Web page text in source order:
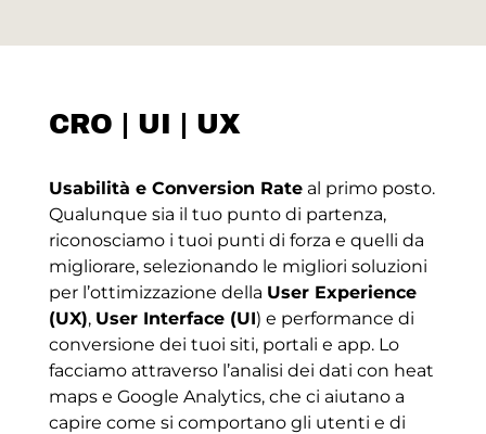
CRO | UI | UX
Usabilità e Conversion Rateal primo posto.
Qualunque sia il tuo punto di partenza,
riconosciamo i tuoi punti di forza e quelli da
migliorare, selezionando le migliori soluzioni
per l’ottimizzazione della User Experience
(UX), User Interface (UI) e performance di
conversione dei tuoi siti, portali e app. Lo
facciamo attraverso l’analisi dei dati con heat
maps e Google Analytics, che ci aiutano a
capire come si comportano gli utenti e di